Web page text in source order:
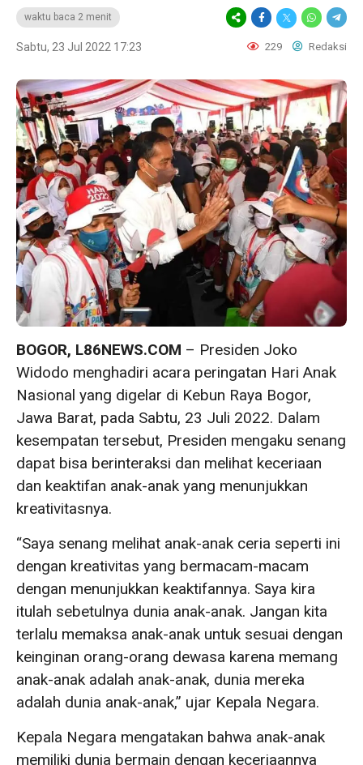
waktu baca 2 menit
Sabtu, 23 Jul 2022 17:23 229 Redaksi
BOGOR, L86NEWS.COM – Presiden Joko
Widodo menghadiri acara peringatan Hari Anak
Nasional yang digelar di Kebun Raya Bogor,
Jawa Barat, pada Sabtu, 23 Juli 2022. Dalam
kesempatan tersebut, Presiden mengaku senang
dapat bisa berinteraksi dan melihat keceriaan
dan keaktifan anak-anak yang menunjukkan
kreativitasnya.
“Saya senang melihat anak-anak ceria seperti ini
dengan kreativitas yang bermacam-macam
dengan menunjukkan keaktifannya. Saya kira
itulah sebetulnya dunia anak-anak. Jangan kita
terlalu memaksa anak-anak untuk sesuai dengan
keinginan orang-orang dewasa karena memang
anak-anak adalah anak-anak, dunia mereka
adalah dunia anak-anak,” ujar Kepala Negara.
Kepala Negara mengatakan bahwa anak-anak
memiliki dunia bermain dengan keceriaannya